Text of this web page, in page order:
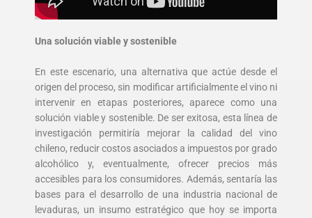
Una solución viable y sostenible
En este escenario, una alternativa que actúe desde el
origen del proceso, sin modificar artificialmente el vino ni
intervenir en etapas posteriores, aparece como una
solución viable y sostenible. De ser exitosa, esta línea de
investigación permitiría mejorar la calidad del vino
chileno, reducir costos asociados a impuestos por grado
alcohólico y, eventualmente, ofrecer precios más
accesibles para los consumidores. Además, sentaría las
bases para el desarrollo de una industria nacional de
levaduras, un insumo estratégico que hoy se importa